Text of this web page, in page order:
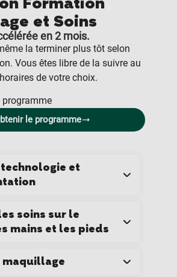
et Soins
en 2 mois.
la terminer plus tôt selon
Vous êtes libre de la suivre au
de votre choix.
programme
le programme
et
soins sur le
mains et les pieds
maquillage